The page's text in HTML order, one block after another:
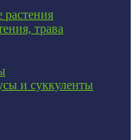
трава
и суккуленты